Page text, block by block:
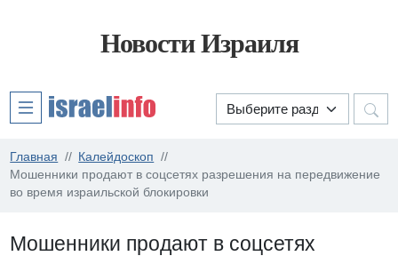
Новости Израиля
Главная
Калейдоскоп
Мошенники продают в соцсетях разрешения на передвижение
во время израильской блокировки
Мошенники продают в соцсетях